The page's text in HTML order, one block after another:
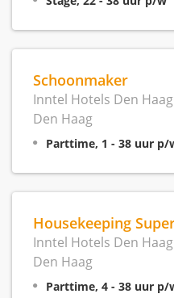
Schoonmaker
Inntel Hotels Den
Den Haag
Parttime, 1 - 38 uur p/
Housekeeping
Inntel Hotels Den
Den Haag
Parttime, 4 - 38 uur p/